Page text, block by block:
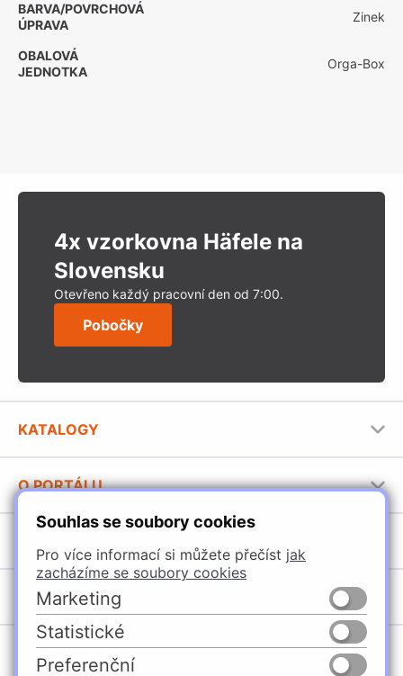
Souhlas se soubory cookies
Pro více informací si můžete přečíst jak
zacházíme se soubory cookies
Marketing
Statistické
Preferenční
BARVA/POVRCHOVÁ
ÚPRAVA
Zinek
OBALOVÁ
JEDNOTKA
Orga-Box
4x vzorkovna Häfele na
Slovensku
Otevřeno každý pracovní den od 7:00.
Pobočky
KATALOGY
Stavební katalog Häfele
Brožury Häfele
O PORTÁLU
Provozovatel portálu
Jak používat portál
Úchytky
Nábytkové kování
Vybavení kuchyní
Osvětlení a elektro
POBOČKY
Špačince
Žilina